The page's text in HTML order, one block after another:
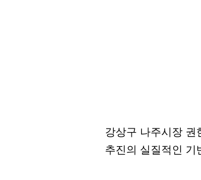
강상구 나주시장 권
추진의 실질적인 기